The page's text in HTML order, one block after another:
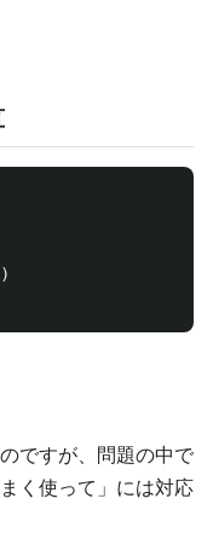
)
ですが、問題の中で
く使って」には対応